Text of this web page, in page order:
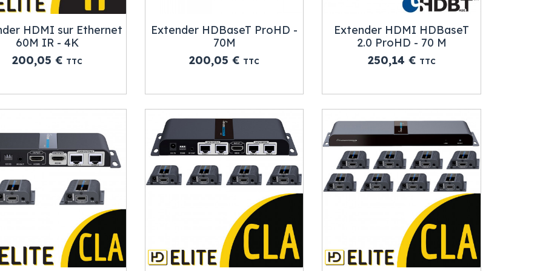
HDMI sur Ethernet
60M IR - 4K
Prix
200,05 € TTC
Extender HDBaseT ProHD -
70M
Prix
200,05 € TTC
Extender HDMI HDBaseT
2.0 ProHD - 70 M
Prix
250,14 € TTC